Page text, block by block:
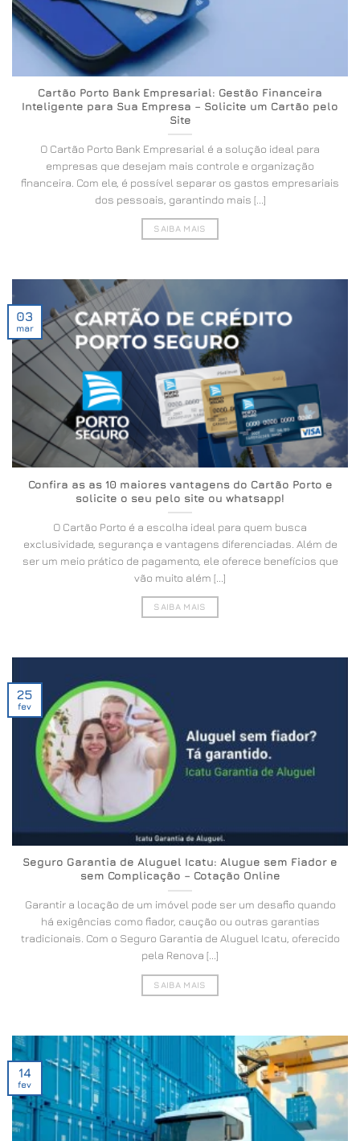
Cartão Porto Bank Empresarial: Gestão Financeira
Inteligente para Sua Empresa – Solicite um Cartão pelo
Site
O Cartão Porto Bank Empresarial é a solução ideal para
empresas que desejam mais controle e organização
financeira. Com ele, é possível separar os gastos empresariais
dos pessoais, garantindo mais [...]
SAIBA MAIS
Confira as as 10 maiores vantagens do Cartão Porto e
solicite o seu pelo site ou whatsapp!
O Cartão Porto é a escolha ideal para quem busca
exclusividade, segurança e vantagens diferenciadas. Além de
ser um meio prático de pagamento, ele oferece benefícios que
vão muito além [...]
SAIBA MAIS
03
mar
Seguro Garantia de Aluguel Icatu: Alugue sem Fiador e
sem Complicação – Cotação Online
Garantir a locação de um imóvel pode ser um desafio quando
há exigências como fiador, caução ou outras garantias
tradicionais. Com o Seguro Garantia de Aluguel Icatu, oferecido
pela Renova [...]
SAIBA MAIS
25
fev
14
fev